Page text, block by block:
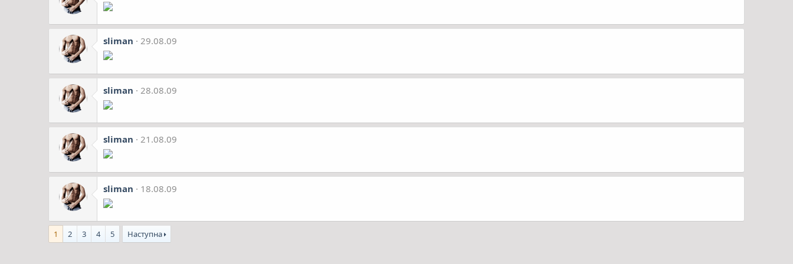
sliman 29.08.09
sliman 28.08.09
sliman 21.08.09
sliman 18.08.09
1 2 3 4 5 Наступна